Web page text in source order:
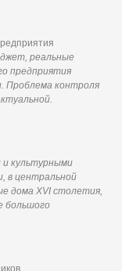
реальные
предприятия
Проблема контроля
и культурными
в центральной
дома XVI столетия,
большого